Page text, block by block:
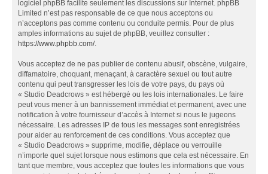
logiciel phpBB facilite seulement les discussions sur Internet. phpBB
Limited n’est pas responsable de ce que nous acceptons ou
n’acceptons pas comme contenu ou conduite permis. Pour de plus
amples informations au sujet de phpBB, veuillez consulter :
https://www.phpbb.com/.
Vous acceptez de ne pas publier de contenu abusif, obscène, vulgaire,
diffamatoire, choquant, menaçant, à caractère sexuel ou tout autre
contenu qui peut transgresser les lois de votre pays, du pays où
« Studio Deadcrows » est hébergé ou les lois internationales. Le faire
peut vous mener à un bannissement immédiat et permanent, avec une
notification à votre fournisseur d’accès à Internet si nous le jugeons
nécessaire. Les adresses IP de tous les messages sont enregistrées
pour aider au renforcement de ces conditions. Vous acceptez que
« Studio Deadcrows » supprime, modifie, déplace ou verrouille
n’importe quel sujet lorsque nous estimons que cela est nécessaire. En
tant que membre, vous acceptez que toutes les informations que vous